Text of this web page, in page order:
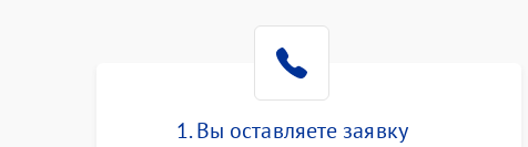
1. Вы оставляете заявку